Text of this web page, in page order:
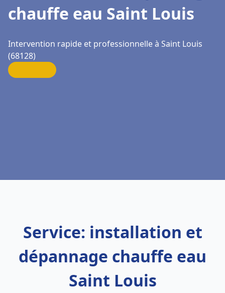
chauffe eau Saint Louis
Intervention rapide et professionnelle à Saint Louis
(68128)
Service: installation et
dépannage chauffe eau
Saint Louis